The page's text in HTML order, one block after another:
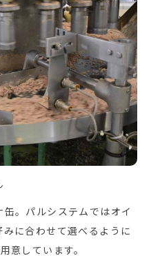
。パルシステムではオイ
に合わせて選べるように
意しています。